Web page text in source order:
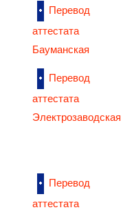
Перевод
аттестата
Бауманская
Перевод
аттестата
Электрозаводская
Перевод
аттестата